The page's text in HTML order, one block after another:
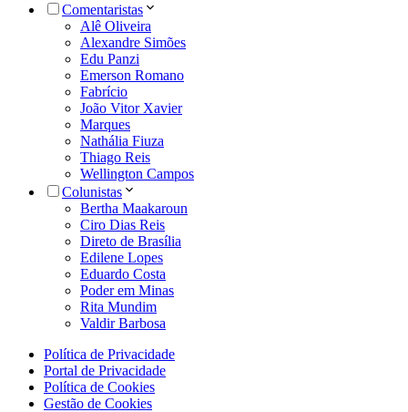
Comentaristas
Alê Oliveira
Alexandre Simões
Edu Panzi
Emerson Romano
Fabrício
João Vitor Xavier
Marques
Nathália Fiuza
Thiago Reis
Wellington Campos
Colunistas
Bertha Maakaroun
Ciro Dias Reis
Direto de Brasília
Edilene Lopes
Eduardo Costa
Poder em Minas
Rita Mundim
Valdir Barbosa
Política de Privacidade
Portal de Privacidade
Política de Cookies
Gestão de Cookies